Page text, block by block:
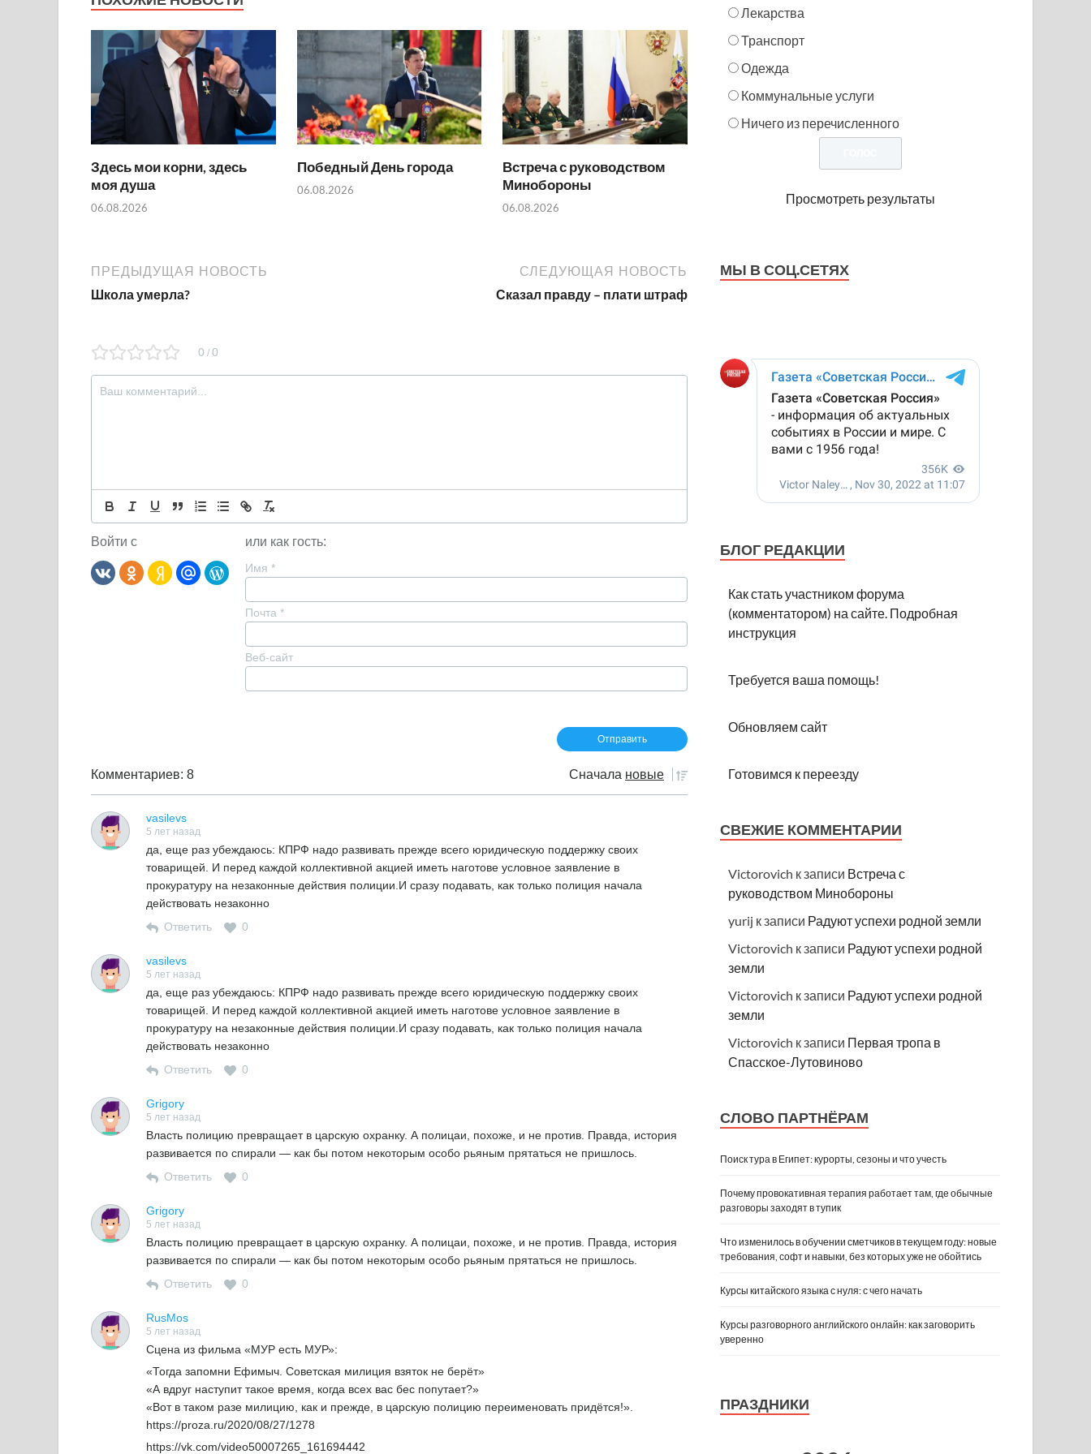
Здесь мои корни, здесь
моя душа
06.08.2026
Победный День города
06.08.2026
Встреча с руководством
Минобороны
06.08.2026
ПРЕДЫДУЩАЯ НОВОСТЬ
Школа умерла?
СЛЕДУЮЩАЯ НОВОСТЬ
Сказал правду – плати штраф
0 / 0
Войти с или как гость:
Имя *
Почта *
Веб-сайт
Комментариев: 8 Сначала новые
vasilevs
5 лет назад
да, еще раз убеждаюсь: КПРФ надо развивать прежде всего юридическую поддержку своих
товарищей. И перед каждой коллективной акцией иметь наготове условное заявление в
прокуратуру на незаконные действия полиции.И сразу подавать, как только полиция начала
действовать незаконно
Ответить
0
vasilevs
5 лет назад
да, еще раз убеждаюсь: КПРФ надо развивать прежде всего юридическую поддержку своих
товарищей. И перед каждой коллективной акцией иметь наготове условное заявление в
прокуратуру на незаконные действия полиции.И сразу подавать, как только полиция начала
действовать незаконно
Ответить
0
Grigory
5 лет назад
Власть полицию превращает в царскую охранку. А полицаи, похоже, и не против. Правда, история
развивается по спирали — как бы потом некоторым особо рьяным прятаться не пришлось.
Ответить
0
Grigory
5 лет назад
Власть полицию превращает в царскую охранку. А полицаи, похоже, и не против. Правда, история
развивается по спирали — как бы потом некоторым особо рьяным прятаться не пришлось.
Ответить
0
RusMos
5 лет назад
Сцена из фильма «МУР есть МУР»:
«Тогда запомни Ефимыч. Советская милиция взяток не берёт»
«А вдруг наступит такое время, когда всех вас бес попутает?»
«Вот в таком разе милицию, как и прежде, в царскую полицию переименовать придётся!».
https://proza.ru/2020/08/27/1278
https://vk.com/video50007265_161694442
Лекарства
Транспорт
Одежда
Коммунальные услуги
Ничего из перечисленного
Просмотреть результаты
МЫ В СОЦ.СЕТЯХ
БЛОГ РЕДАКЦИИ
Как стать участником форума
(комментатором) на сайте. Подробная
инструкция
Требуется ваша помощь!
Обновляем сайт
Готовимся к переезду
СВЕЖИЕ КОММЕНТАРИИ
Victorovich к записи Встреча с
руководством Минобороны
yurij к записи Радуют успехи родной земли
Victorovich к записи Радуют успехи родной
земли
Victorovich к записи Радуют успехи родной
земли
Victorovich к записи Первая тропа в
Спасское-Лутовиново
СЛОВО ПАРТНЁРАМ
Поиск тура в Египет: курорты, сезоны и что учесть
Почему провокативная терапия работает там, где обычные
разговоры заходят в тупик
Что изменилось в обучении сметчиков в текущем году: новые
требования, софт и навыки, без которых уже не обойтись
Курсы китайского языка с нуля: с чего начать
Курсы разговорного английского онлайн: как заговорить
уверенно
ПРАЗДНИКИ